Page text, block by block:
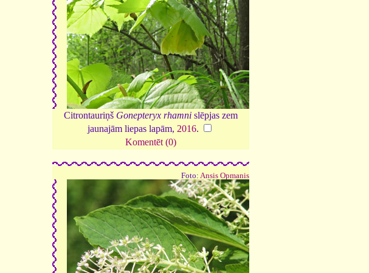
Citrontauriņš Gonepteryx rhamnislēpjas zem
jaunajām liepas lapām, 2016.
Komentēt (0)
Foto: Ansis Opmanis